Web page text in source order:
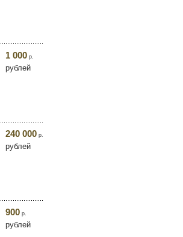
1 000 р.
рублей
240 000 р.
рублей
900 р.
рублей